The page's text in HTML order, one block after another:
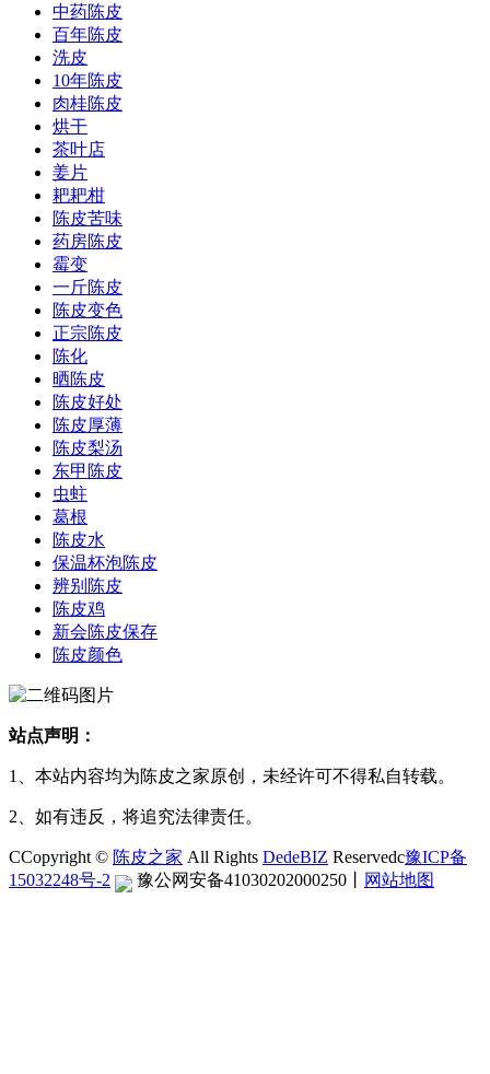
中药陈皮
百年陈皮
洗皮
10年陈皮
肉桂陈皮
烘干
茶叶店
姜片
耙耙柑
陈皮苦味
药房陈皮
霉变
一斤陈皮
陈皮变色
正宗陈皮
陈化
晒陈皮
陈皮好处
陈皮厚薄
陈皮梨汤
东甲陈皮
虫蛀
葛根
陈皮水
保温杯泡陈皮
辨别陈皮
陈皮鸡
新会陈皮保存
陈皮颜色
站点声明：
1、本站内容均为陈皮之家原创，未经许可不得私自转载。
2、如有违反，将追究法律责任。
CCopyright © 陈皮之家 All Rights DedeBIZ Reservedc豫ICP备
15032248号-2
豫公网安备41030202000250 网站地图